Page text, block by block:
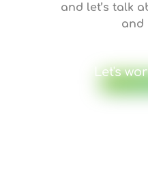
and let’s talk
and
Let's